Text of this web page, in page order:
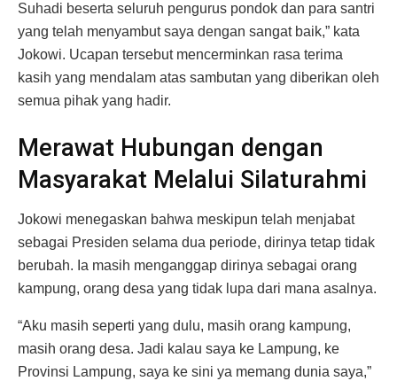
Suhadi beserta seluruh pengurus pondok dan para santri
yang telah menyambut saya dengan sangat baik,” kata
Jokowi. Ucapan tersebut mencerminkan rasa terima
kasih yang mendalam atas sambutan yang diberikan oleh
semua pihak yang hadir.
Merawat Hubungan dengan
Masyarakat Melalui Silaturahmi
Jokowi menegaskan bahwa meskipun telah menjabat
sebagai Presiden selama dua periode, dirinya tetap tidak
berubah. Ia masih menganggap dirinya sebagai orang
kampung, orang desa yang tidak lupa dari mana asalnya.
“Aku masih seperti yang dulu, masih orang kampung,
masih orang desa. Jadi kalau saya ke Lampung, ke
Provinsi Lampung, saya ke sini ya memang dunia saya,”